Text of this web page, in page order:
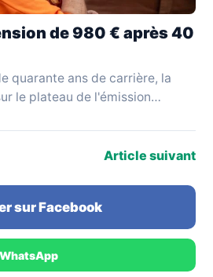
de 980 € après 40
quarante ans de carrière, la
le plateau de l'émission
Article suivant
sur Facebook
WhatsApp